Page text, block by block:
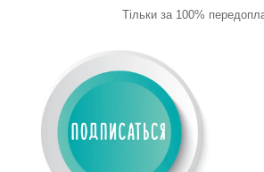
Тільки за 100%